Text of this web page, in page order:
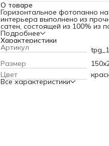
О товаре
Горизонтальное фотопанно
интерьера выполнено из
сатен, состоящей из 100% из
материала 175 гр/кв.м, что
долговечность. Баннер можно
градусов (деликатный режим).
печати обеспечивают яркость
плаката. Текстильное
петель, расположенных по
использовать саморезы,
входят в комплект. Тканевое
Подробнее
Характеристики
Артикул
Размер
Цвет
Все характеристики